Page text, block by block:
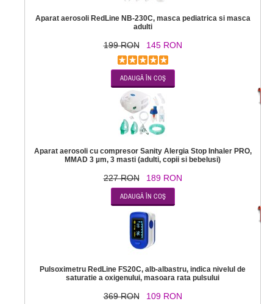
Aparat aerosoli RedLine NB-230C, masca pediatrica si masca
adulti
199 RON 145 RON
Aparat aerosoli cu compresor Sanity Alergia Stop Inhaler PRO,
MMAD 3 µm, 3 masti (adulti, copii si bebelusi)
227 RON 189 RON
Pulsoximetru RedLine FS20C, alb-albastru, indica nivelul de
saturatie a oxigenului, masoara rata pulsului
369 RON 109 RON